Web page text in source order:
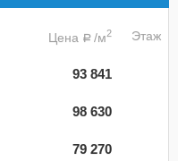
Цена a /м2 Этаж
93 841
98 630
79 270